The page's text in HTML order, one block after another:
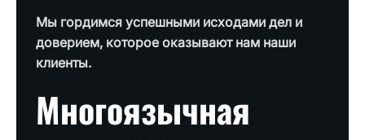
Мы гордимся успешными исходами дел и
доверием, которое оказывают нам наши
клиенты.
Многоязычная